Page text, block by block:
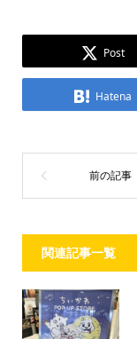
Post
Hatena
関連記事一覧